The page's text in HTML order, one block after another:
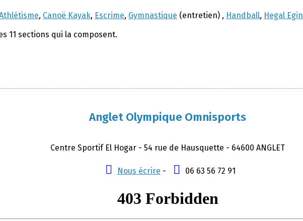
, Canoë Kayak, Escrime, Gymnastique (entretien) , Handball, Hegal Egin
11 sections qui la composent.
Anglet Olympique Omnisports
Centre Sportif El Hogar - 54 rue de Hausquette - 64600 ANGLET
Nous écrire - 06 63 56 72 91